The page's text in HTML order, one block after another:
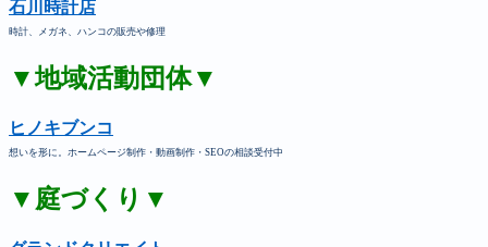
石川時計店
時計、メガネ、ハンコの販売や修理
▼地域活動団体▼
ヒノキブンコ
想いを形に。ホームページ制作・動画制作・SEOの相談受付中
▼庭づくり▼